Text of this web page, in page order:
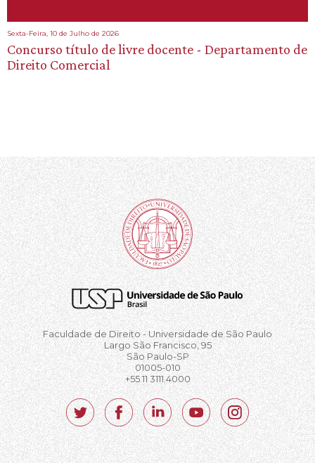
Sexta-Feira, 10 de Julho de 2026
Concurso título de livre docente - Departamento de
Direito Comercial
Faculdade de Direito - Universidade de São Paulo
Largo São Francisco, 95
São Paulo-SP
01005-010
+55 11 3111.4000